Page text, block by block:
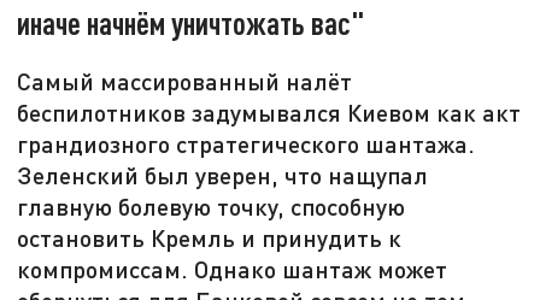
иначе начнём уничтожать вас"
Самый массированный налёт
беспилотников задумывался Киевом как акт
грандиозного стратегического шантажа.
Зеленский был уверен, что нащупал
главную болевую точку, способную
остановить Кремль и принудить к
компромиссам. Однако шантаж может